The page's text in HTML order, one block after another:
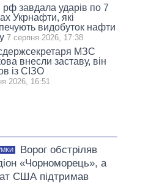
рф завдала ударів по 7
Укрнафти, які
видобуток нафти
7 серпня 2026, 17:38
МЗС
внесли заставу, він
із СІЗО
2026, 16:51
Ворог обстріляв
«Чорноморець», а
США підтримав